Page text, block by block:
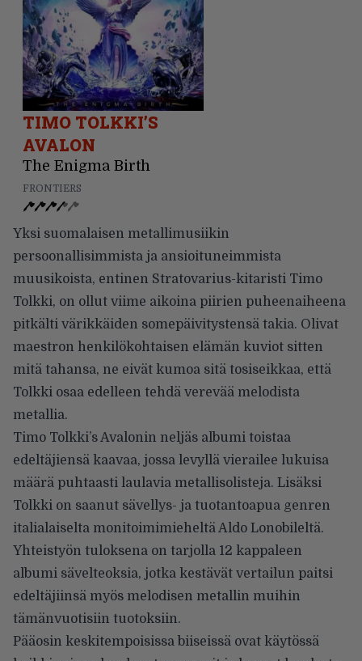
TIMO TOLKKI’S
AVALON
The Enigma Birth
FRONTIERS
Yksi suomalaisen metallimusiikin
persoonallisimmista ja ansioituneimmista
muusikoista, entinen Stratovarius-kitaristi Timo
Tolkki, on ollut viime aikoina piirien puheenaiheena
pitkälti värikkäiden somepäivitystensä takia. Olivat
maestron henkilökohtaisen elämän kuviot sitten
mitä tahansa, ne eivät kumoa sitä tosiseikkaa, että
Tolkki osaa edelleen tehdä verevää melodista
metallia.
Timo Tolkki’s Avalonin neljäs albumi toistaa
edeltäjiensä kaavaa, jossa levyllä vierailee lukuisa
määrä puhtaasti laulavia metallisolisteja. Lisäksi
Tolkki on saanut sävellys- ja tuotantoapua genren
italialaiselta monitoimimieheltä Aldo Lonobileltä.
Yhteistyön tuloksena on tarjolla 12 kappaleen
albumi sävelteoksia, jotka kestävät vertailun paitsi
edeltäjiinsä myös melodisen metallin muihin
tämänvuotisiin tuotoksiin.
Pääosin keskitempoisissa biiseissä ovat käytössä